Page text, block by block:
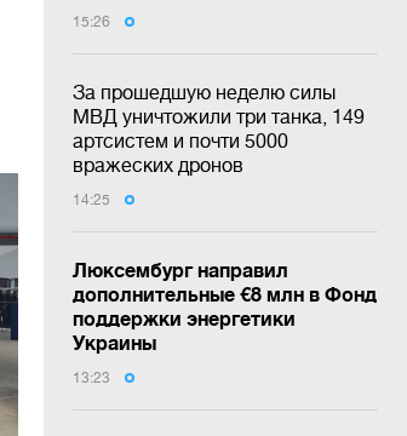
15:26
За прошедшую неделю силы
МВД уничтожили три танка, 149
артсистем и почти 5000
вражеских дронов
14:25
Люксембург направил
дополнительные €8 млн в Фонд
поддержки энергетики
Украины
13:23